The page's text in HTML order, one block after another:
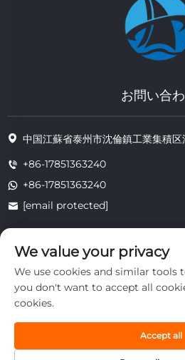
お問い合
中国江蘇省泰州市沈倫鎮工業集積
+86-17851363240
+86-17851363240
[email protected]
著作権 © 2025 江蘇省通州耐熱技術有限公
す。
プライバシ
We value your privacy
We use cookies and similar tools
you don't want to accept all
cookies.
Accept all